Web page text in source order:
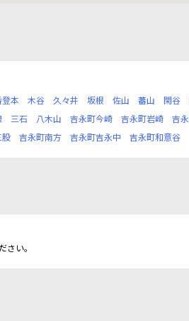
登本 木谷 久々井 坂根 佐山 蕃山 閑谷
三石 八木山 吉永町今崎 吉永町岩崎 吉
股 吉永町南方 吉永町吉永中 吉永町和意谷
い。